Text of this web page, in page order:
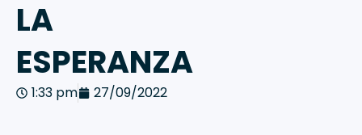
LA
ESPERANZA
1:33 pm 27/09/2022